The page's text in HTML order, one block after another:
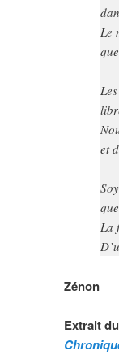
Le
et
La
Zénon
Extrait